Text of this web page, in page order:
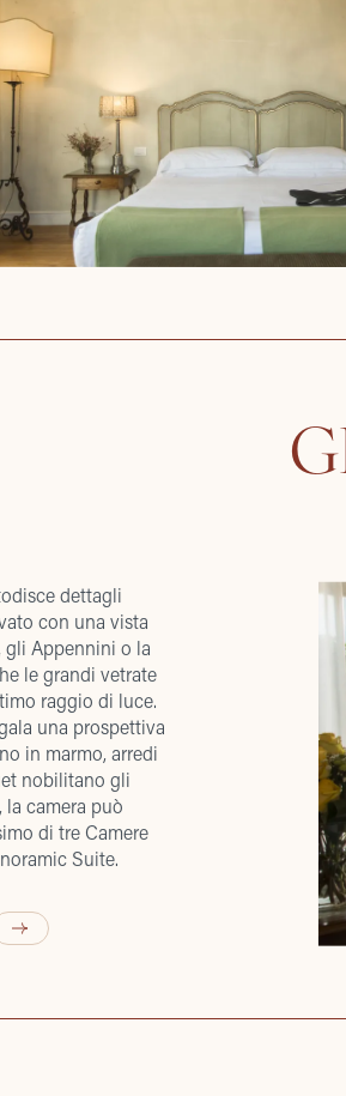
dettagli
con una vista
Appennini o la
le grandi vetrate
raggio di luce.
una prospettiva
in marmo, arredi
nobilitano gli
camera può
di tre Camere
Suite.